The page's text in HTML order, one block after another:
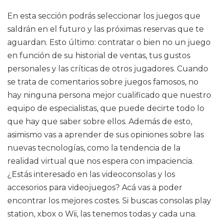
En esta sección podrás seleccionar los juegos que
saldrán en el futuro y las próximas reservas que te
aguardan. Esto último: contratar o bien no un juego
en función de su historial de ventas, tus gustos
personales y las críticas de otros jugadores. Cuando
se trata de comentarios sobre juegos famosos, no
hay ninguna persona mejor cualificado que nuestro
equipo de especialistas, que puede decirte todo lo
que hay que saber sobre ellos. Además de esto,
asimismo vas a aprender de sus opiniones sobre las
nuevas tecnologías, como la tendencia de la
realidad virtual que nos espera con impaciencia.
¿Estás interesado en las videoconsolas y los
accesorios para videojuegos? Acá vas a poder
encontrar los mejores costes. Si buscas consolas play
station, xbox o Wii, las tenemos todas y cada una.